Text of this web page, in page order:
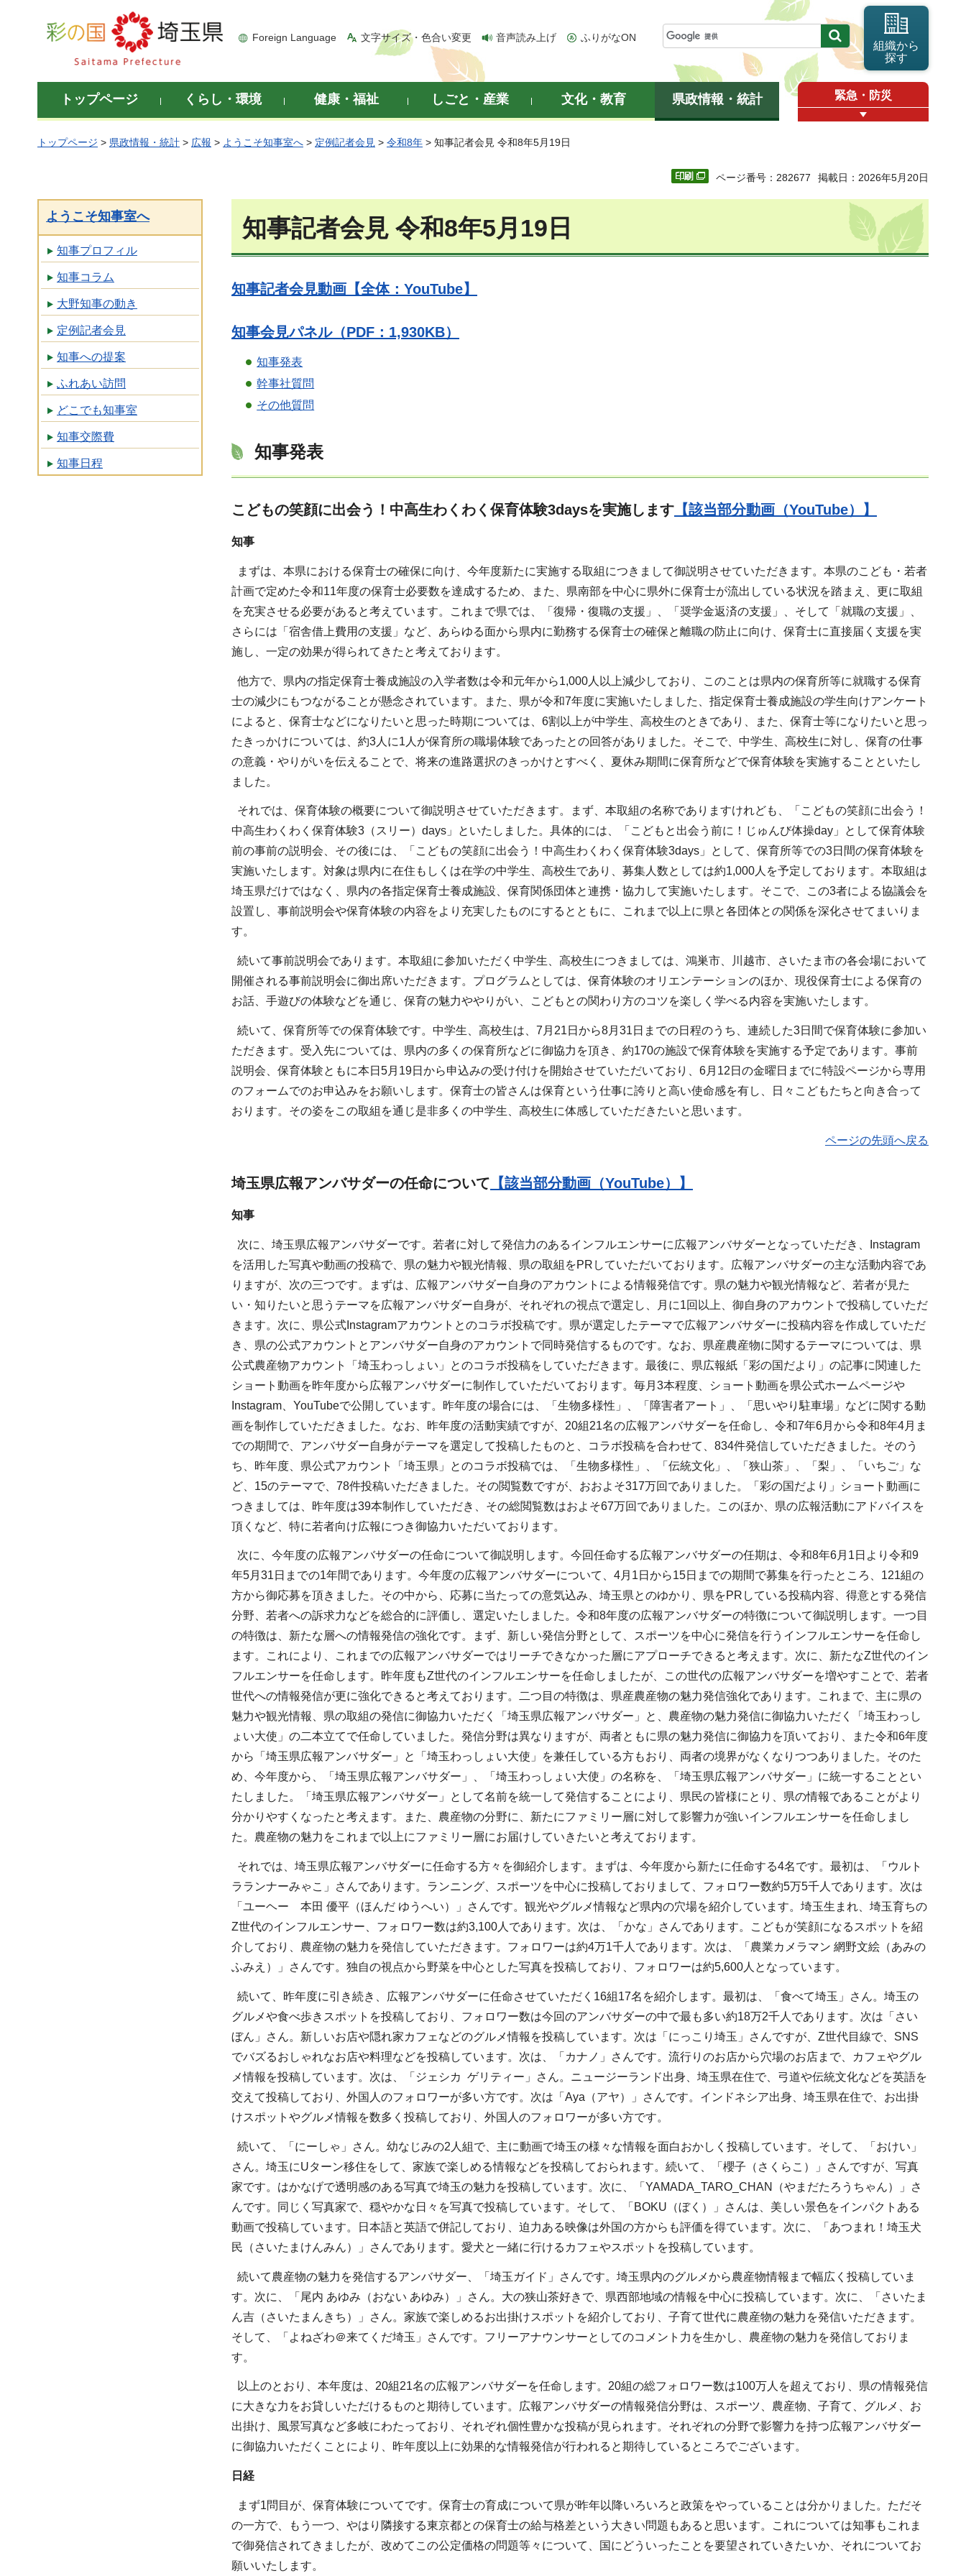
彩の国 埼玉県
Foreign Language 文字サイズ・色合い変更 音声読み上げ ふりがなON
組織から
探す
トップページ くらし・環境 健康・福祉 しごと・産業 文化・教育 県政情報・統計 緊急・防災
トップページ > 県政情報・統計 > 広報 > ようこそ知事室へ > 定例記者会見 > 令和8年 > 知事記者会見 令和8年5月19日
ページ番号：282677 掲載日：2026年5月20日
ようこそ知事室へ
知事プロフィル
知事コラム
大野知事の動き
定例記者会見
知事への提案
ふれあい訪問
どこでも知事室
知事交際費
知事日程
知事記者会見 令和8年5月19日
知事記者会見動画【全体：YouTube】
知事会見パネル（PDF：1,930KB）
知事発表
幹事社質問
その他質問
知事発表
こどもの笑顔に出会う！中高生わくわく保育体験3daysを実施します 【該当部分動画（YouTube）】
知事
まずは、本県における保育士の確保に向け、今年度新たに実施する取組につきまして御説明させていただきます。本県のこども・若者
計画で定めた令和11年度の保育士必要数を達成するため、また、県南部を中心に県外に保育士が流出している状況を踏まえ、更に取組
を充実させる必要があると考えています。これまで県では、「復帰・復職の支援」、「奨学金返済の支援」、そして「就職の支援」、
さらには「宿舎借上費用の支援」など、あらゆる面から県内に勤務する保育士の確保と離職の防止に向け、保育士に直接届く支援を実
施し、一定の効果が得られてきたと考えております。
他方で、県内の指定保育士養成施設の入学者数は令和元年から1,000人以上減少しており、このことは県内の保育所等に就職する保育
士の減少にもつながることが懸念されています。また、県が令和7年度に実施いたしました、指定保育士養成施設の学生向けアンケート
によると、保育士などになりたいと思った時期については、6割以上が中学生、高校生のときであり、また、保育士等になりたいと思っ
たきっかけについては、約3人に1人が保育所の職場体験であったとの回答がありました。そこで、中学生、高校生に対し、保育の仕事
の意義・やりがいを伝えることで、将来の進路選択のきっかけとすべく、夏休み期間に保育所などで保育体験を実施することといたし
ました。
それでは、保育体験の概要について御説明させていただきます。まず、本取組の名称でありますけれども、「こどもの笑顔に出会う！
中高生わくわく保育体験3（スリー）days」といたしました。具体的には、「こどもと出会う前に！じゅんび体操day」として保育体験
前の事前の説明会、その後には、「こどもの笑顔に出会う！中高生わくわく保育体験3days」として、保育所等での3日間の保育体験を
実施いたします。対象は県内に在住もしくは在学の中学生、高校生であり、募集人数としては約1,000人を予定しております。本取組は
埼玉県だけではなく、県内の各指定保育士養成施設、保育関係団体と連携・協力して実施いたします。そこで、この3者による協議会を
設置し、事前説明会や保育体験の内容をより充実したものにするとともに、これまで以上に県と各団体との関係を深化させてまいりま
す。
続いて事前説明会であります。本取組に参加いただく中学生、高校生につきましては、鴻巣市、川越市、さいたま市の各会場において
開催される事前説明会に御出席いただきます。プログラムとしては、保育体験のオリエンテーションのほか、現役保育士による保育の
お話、手遊びの体験などを通じ、保育の魅力ややりがい、こどもとの関わり方のコツを楽しく学べる内容を実施いたします。
続いて、保育所等での保育体験です。中学生、高校生は、7月21日から8月31日までの日程のうち、連続した3日間で保育体験に参加い
ただきます。受入先については、県内の多くの保育所などに御協力を頂き、約170の施設で保育体験を実施する予定であります。事前
説明会、保育体験ともに本日5月19日から申込みの受け付けを開始させていただいており、6月12日の金曜日までに特設ページから専用
のフォームでのお申込みをお願いします。保育士の皆さんは保育という仕事に誇りと高い使命感を有し、日々こどもたちと向き合って
おります。その姿をこの取組を通じ是非多くの中学生、高校生に体感していただきたいと思います。
ページの先頭へ戻る
埼玉県広報アンバサダーの任命について 【該当部分動画（YouTube）】
知事
次に、埼玉県広報アンバサダーです。若者に対して発信力のあるインフルエンサーに広報アンバサダーとなっていただき、Instagram
を活用した写真や動画の投稿で、県の魅力や観光情報、県の取組をPRしていただいております。広報アンバサダーの主な活動内容であ
りますが、次の三つです。まずは、広報アンバサダー自身のアカウントによる情報発信です。県の魅力や観光情報など、若者が見た
い・知りたいと思うテーマを広報アンバサダー自身が、それぞれの視点で選定し、月に1回以上、御自身のアカウントで投稿していただ
きます。次に、県公式Instagramアカウントとのコラボ投稿です。県が選定したテーマで広報アンバサダーに投稿内容を作成していただ
き、県の公式アカウントとアンバサダー自身のアカウントで同時発信するものです。なお、県産農産物に関するテーマについては、県
公式農産物アカウント「埼玉わっしょい」とのコラボ投稿をしていただきます。最後に、県広報紙「彩の国だより」の記事に関連した
ショート動画を昨年度から広報アンバサダーに制作していただいております。毎月3本程度、ショート動画を県公式ホームページや
Instagram、YouTubeで公開しています。昨年度の場合には、「生物多様性」、「障害者アート」、「思いやり駐車場」などに関する動
画を制作していただきました。なお、昨年度の活動実績ですが、20組21名の広報アンバサダーを任命し、令和7年6月から令和8年4月ま
での期間で、アンバサダー自身がテーマを選定して投稿したものと、コラボ投稿を合わせて、834件発信していただきました。そのう
ち、昨年度、県公式アカウント「埼玉県」とのコラボ投稿では、「生物多様性」、「伝統文化」、「狭山茶」、「梨」、「いちご」な
ど、15のテーマで、78件投稿いただきました。その閲覧数ですが、おおよそ317万回でありました。「彩の国だより」ショート動画に
つきましては、昨年度は39本制作していただき、その総閲覧数はおよそ67万回でありました。このほか、県の広報活動にアドバイスを
頂くなど、特に若者向け広報につき御協力いただいております。
次に、今年度の広報アンバサダーの任命について御説明します。今回任命する広報アンバサダーの任期は、令和8年6月1日より令和9
年5月31日までの1年間であります。今年度の広報アンバサダーについて、4月1日から15日までの期間で募集を行ったところ、121組の
方から御応募を頂きました。その中から、応募に当たっての意気込み、埼玉県とのゆかり、県をPRしている投稿内容、得意とする発信
分野、若者への訴求力などを総合的に評価し、選定いたしました。令和8年度の広報アンバサダーの特徴について御説明します。一つ目
の特徴は、新たな層への情報発信の強化です。まず、新しい発信分野として、スポーツを中心に発信を行うインフルエンサーを任命し
ます。これにより、これまでの広報アンバサダーではリーチできなかった層にアプローチできると考えます。次に、新たなZ世代のイン
フルエンサーを任命します。昨年度もZ世代のインフルエンサーを任命しましたが、この世代の広報アンバサダーを増やすことで、若者
世代への情報発信が更に強化できると考えております。二つ目の特徴は、県産農産物の魅力発信強化であります。これまで、主に県の
魅力や観光情報、県の取組の発信に御協力いただく「埼玉県広報アンバサダー」と、農産物の魅力発信に御協力いただく「埼玉わっし
ょい大使」の二本立てで任命していました。発信分野は異なりますが、両者ともに県の魅力発信に御協力を頂いており、また令和6年度
から「埼玉県広報アンバサダー」と「埼玉わっしょい大使」を兼任している方もおり、両者の境界がなくなりつつありました。そのた
め、今年度から、「埼玉県広報アンバサダー」、「埼玉わっしょい大使」の名称を、「埼玉県広報アンバサダー」に統一することとい
たしました。「埼玉県広報アンバサダー」として名前を統一して発信することにより、県民の皆様にとり、県の情報であることがより
分かりやすくなったと考えます。また、農産物の分野に、新たにファミリー層に対して影響力が強いインフルエンサーを任命しまし
た。農産物の魅力をこれまで以上にファミリー層にお届けしていきたいと考えております。
それでは、埼玉県広報アンバサダーに任命する方々を御紹介します。まずは、今年度から新たに任命する4名です。最初は、「ウルト
ラランナーみゃこ」さんであります。ランニング、スポーツを中心に投稿しておりまして、フォロワー数約5万5千人であります。次は
「ユーヘー 本田 優平（ほんだ ゆうへい）」さんです。観光やグルメ情報など県内の穴場を紹介しています。埼玉生まれ、埼玉育ちの
Z世代のインフルエンサー、フォロワー数は約3,100人であります。次は、「かな」さんであります。こどもが笑顔になるスポットを紹
介しており、農産物の魅力を発信していただきます。フォロワーは約4万1千人であります。次は、「農業カメラマン 網野文絵（あみの
ふみえ）」さんです。独自の視点から野菜を中心とした写真を投稿しており、フォロワーは約5,600人となっています。
続いて、昨年度に引き続き、広報アンバサダーに任命させていただく16組17名を紹介します。最初は、「食べて埼玉」さん。埼玉の
グルメや食べ歩きスポットを投稿しており、フォロワー数は今回のアンバサダーの中で最も多い約18万2千人であります。次は「さい
ぼん」さん。新しいお店や隠れ家カフェなどのグルメ情報を投稿しています。次は「にっこり埼玉」さんですが、Z世代目線で、SNS
でバズるおしゃれなお店や料理などを投稿しています。次は、「カナノ」さんです。流行りのお店から穴場のお店まで、カフェやグル
メ情報を投稿しています。次は、「ジェシカ ゲリティー」さん。ニュージーランド出身、埼玉県在住で、弓道や伝統文化などを英語を
交えて投稿しており、外国人のフォロワーが多い方です。次は「Aya（アヤ）」さんです。インドネシア出身、埼玉県在住で、お出掛
けスポットやグルメ情報を数多く投稿しており、外国人のフォロワーが多い方です。
続いて、「にーしゃ」さん。幼なじみの2人組で、主に動画で埼玉の様々な情報を面白おかしく投稿しています。そして、「おけい」
さん。埼玉にUターン移住をして、家族で楽しめる情報などを投稿しておられます。続いて、「櫻子（さくらこ）」さんですが、写真
家です。はかなげで透明感のある写真で埼玉の魅力を投稿しています。次に、「YAMADA_TARO_CHAN（やまだたろうちゃん）」さ
んです。同じく写真家で、穏やかな日々を写真で投稿しています。そして、「BOKU（ぼく）」さんは、美しい景色をインパクトある
動画で投稿しています。日本語と英語で併記しており、迫力ある映像は外国の方からも評価を得ています。次に、「あつまれ！埼玉犬
民（さいたまけんみん）」さんであります。愛犬と一緒に行けるカフェやスポットを投稿しています。
続いて農産物の魅力を発信するアンバサダー、「埼玉ガイド」さんです。埼玉県内のグルメから農産物情報まで幅広く投稿していま
す。次に、「尾内 あゆみ（おない あゆみ）」さん。大の狭山茶好きで、県西部地域の情報を中心に投稿しています。次に、「さいたま
ん吉（さいたまんきち）」さん。家族で楽しめるお出掛けスポットを紹介しており、子育て世代に農産物の魅力を発信いただきます。
そして、「よねざわ＠来てくだ埼玉」さんです。フリーアナウンサーとしてのコメント力を生かし、農産物の魅力を発信しておりま
す。
以上のとおり、本年度は、20組21名の広報アンバサダーを任命します。20組の総フォロワー数は100万人を超えており、県の情報発信
に大きな力をお貸しいただけるものと期待しています。広報アンバサダーの情報発信分野は、スポーツ、農産物、子育て、グルメ、お
出掛け、風景写真など多岐にわたっており、それぞれ個性豊かな投稿が見られます。それぞれの分野で影響力を持つ広報アンバサダー
に御協力いただくことにより、昨年度以上に効果的な情報発信が行われると期待しているところでございます。
日経
まず1問目が、保育体験についてです。保育士の育成について県が昨年以降いろいろと政策をやっていることは分かりました。ただそ
の一方で、もう一つ、やはり隣接する東京都との保育士の給与格差という大きい問題もあると思います。これについては知事もこれま
で御発信されてきましたが、改めてこの公定価格の問題等々について、国にどういったことを要望されていきたいか、それについてお
願いいたします。